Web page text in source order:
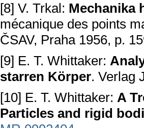
[8] V. Trkal: Mechanika
mécanique des points
ČSAV, Praha 1956, p.
[9] E. T. Whittaker:
starren Körper. Verlag
[10] E. T. Whittaker: A
Particles and rigid